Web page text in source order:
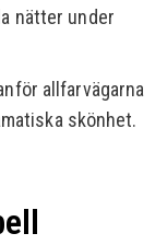
nätter under
allfarvägarna
skönhet.